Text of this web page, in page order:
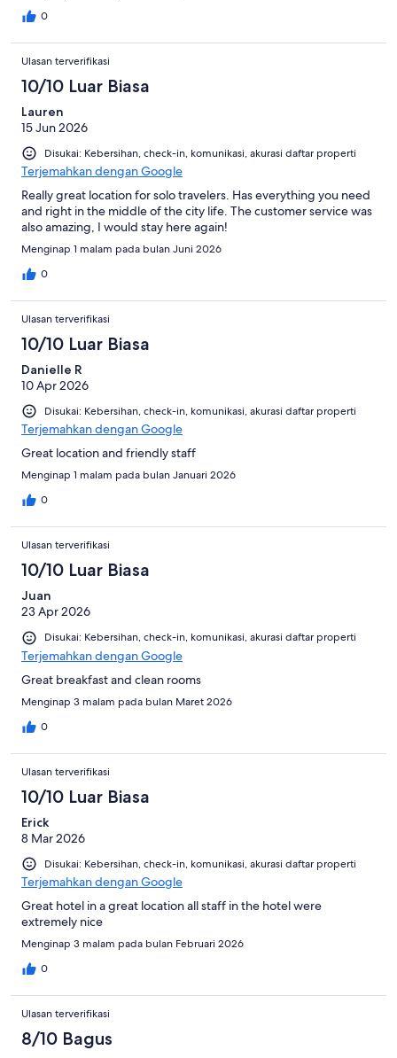
0
Ulasan terverifikasi
10/10 Luar Biasa
Lauren
15 Jun 2026
Disukai: Kebersihan, check-in, komunikasi, akurasi daftar properti
Terjemahkan dengan Google
Really great location for solo travelers. Has everything you need
and right in the middle of the city life. The customer service was
also amazing, I would stay here again!
Menginap 1 malam pada bulan Juni 2026
0
Ulasan terverifikasi
10/10 Luar Biasa
Danielle R
10 Apr 2026
Disukai: Kebersihan, check-in, komunikasi, akurasi daftar properti
Terjemahkan dengan Google
Great location and friendly staff
Menginap 1 malam pada bulan Januari 2026
0
Ulasan terverifikasi
10/10 Luar Biasa
Juan
23 Apr 2026
Disukai: Kebersihan, check-in, komunikasi, akurasi daftar properti
Terjemahkan dengan Google
Great breakfast and clean rooms
Menginap 3 malam pada bulan Maret 2026
0
Ulasan terverifikasi
10/10 Luar Biasa
Erick
8 Mar 2026
Disukai: Kebersihan, check-in, komunikasi, akurasi daftar properti
Terjemahkan dengan Google
Great hotel in a great location all staff in the hotel were
extremely nice
Menginap 3 malam pada bulan Februari 2026
0
Ulasan terverifikasi
8/10 Bagus